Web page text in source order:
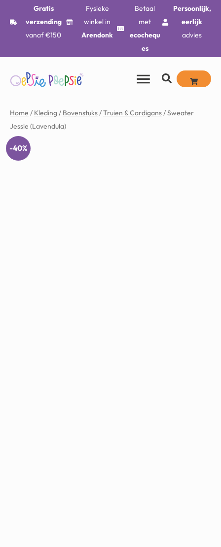
Gratis
verzending
vanaf €150
Fysieke
winkel in
Arendonk
Betaal
met
ecochequ
es
Persoonlijk,
eerlijk
advies
Home / Kleding/ Bovenstuks/Truien & Cardigans/ Sweater
Jessie (Lavendula)
-40%